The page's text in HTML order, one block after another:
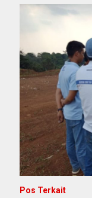
Pos Terkait